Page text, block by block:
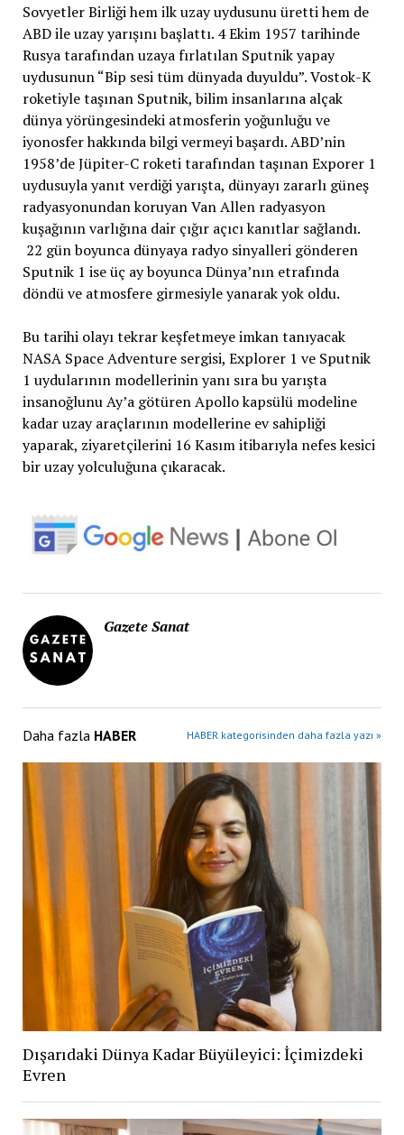
Sovyetler Birliği hem ilk uzay uydusunu üretti hem de
ABD ile uzay yarışını başlattı. 4 Ekim 1957 tarihinde
Rusya tarafından uzaya fırlatılan Sputnik yapay
uydusunun “Bip sesi tüm dünyada duyuldu”. Vostok-K
roketiyle taşınan Sputnik, bilim insanlarına alçak
dünya yörüngesindeki atmosferin yoğunluğu ve
iyonosfer hakkında bilgi vermeyi başardı. ABD’nin
1958’de Jüpiter-C roketi tarafından taşınan Exporer 1
uydusuyla yanıt verdiği yarışta, dünyayı zararlı güneş
radyasyonundan koruyan Van Allen radyasyon
kuşağının varlığına dair çığır açıcı kanıtlar sağlandı.
22 gün boyunca dünyaya radyo sinyalleri gönderen
Sputnik 1 ise üç ay boyunca Dünya’nın etrafında
döndü ve atmosfere girmesiyle yanarak yok oldu.
Bu tarihi olayı tekrar keşfetmeye imkan tanıyacak
NASA Space Adventure sergisi, Explorer 1 ve Sputnik
1 uydularının modellerinin yanı sıra bu yarışta
insanoğlunu Ay’a götüren Apollo kapsülü modeline
kadar uzay araçlarının modellerine ev sahipliği
yaparak, ziyaretçilerini 16 Kasım itibarıyla nefes kesici
bir uzay yolculuğuna çıkaracak.
Gazete Sanat
Daha fazla HABER HABER kategorisinden daha fazla yazı »
Dışarıdaki Dünya Kadar Büyüleyici: İçimizdeki
Evren